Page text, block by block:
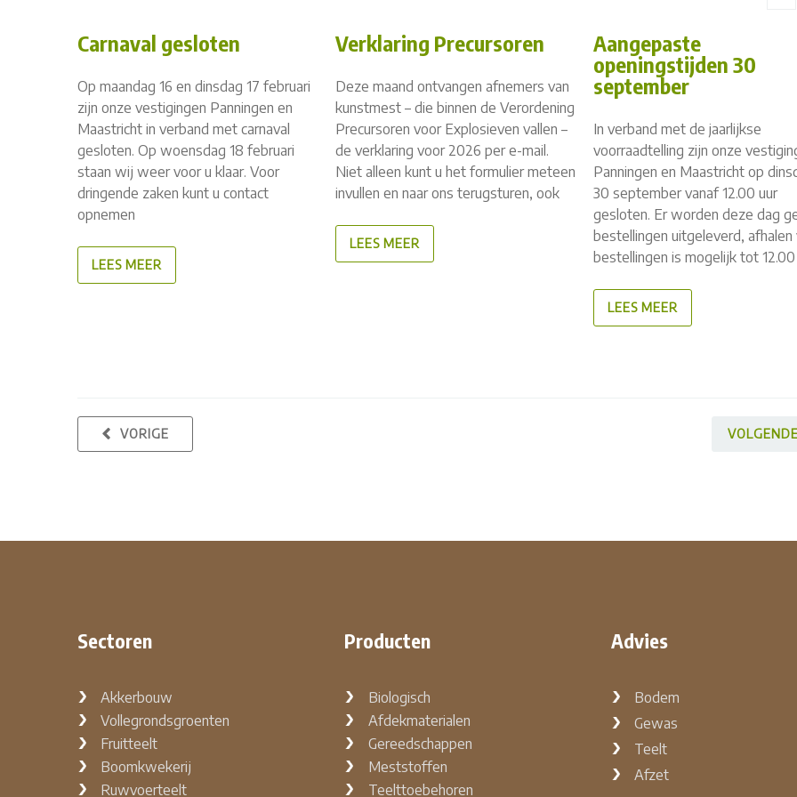
Carnaval gesloten
Op maandag 16 en dinsdag 17 februari
zijn onze vestigingen Panningen en
Maastricht in verband met carnaval
gesloten. Op woensdag 18 februari
staan wij weer voor u klaar. Voor
dringende zaken kunt u contact
opnemen
LEES MEER
Verklaring Precursoren
Deze maand ontvangen afnemers van
kunstmest – die binnen de Verordening
Precursoren voor Explosieven vallen –
de verklaring voor 2026 per e-mail.
Niet alleen kunt u het formulier meteen
invullen en naar ons terugsturen, ook
LEES MEER
Aangepaste
openingstijden 30
september
In verband met de jaarlijkse
voorraadtelling zijn onze
Panningen en Maastricht op
30 september vanaf 12.00 uur
gesloten. Er worden deze dag
bestellingen uitgeleverd, afhalen
bestellingen is mogelijk tot 12.00
LEES MEER
VOLGENDE
VORIGE
Sectoren
Akkerbouw
Vollegrondsgroenten
Fruitteelt
Boomkwekerij
Ruwvoerteelt
Producten
Biologisch
Afdekmaterialen
Gereedschappen
Meststoffen
Teelttoebehoren
Advies
Bodem
Gewas
Teelt
Afzet